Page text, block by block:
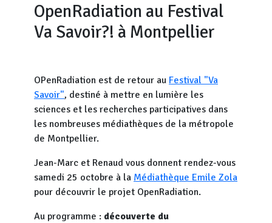
OpenRadiation au Festival
Va Savoir?! à Montpellier
OPenRadiation est de retour au Festival "Va
Savoir", destiné à mettre en lumière les
sciences et les recherches participatives dans
les nombreuses médiathèques de la métropole
de Montpellier.
Jean-Marc et Renaud vous donnent rendez-vous
samedi 25 octobre à la Médiathèque Emile Zola
pour découvrir le projet OpenRadiation.
Au programme : découverte du